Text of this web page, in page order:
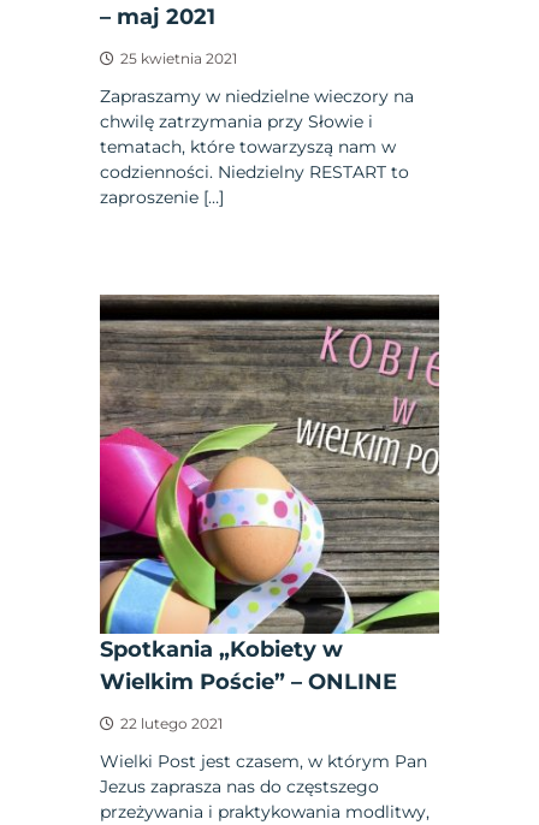
– maj 2021
25 kwietnia 2021
Zapraszamy w niedzielne wieczory na
chwilę zatrzymania przy Słowie i
tematach, które towarzyszą nam w
codzienności. Niedzielny RESTART to
zaproszenie […]
Spotkania „Kobiety w
Wielkim Poście” – ONLINE
22 lutego 2021
Wielki Post jest czasem, w którym Pan
Jezus zaprasza nas do częstszego
przeżywania i praktykowania modlitwy,